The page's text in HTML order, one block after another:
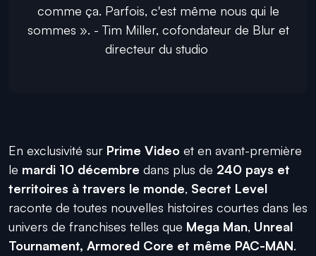
comme ça. Parfois, c'est même nous qui le
sommes ». - Tim Miller, cofondateur de Bluret
directeur du studio
En exclusivité sur Prime Video et en avant-première
le mardi 10 décembre dans plus de 240 pays et
territoires à travers le monde, Secret Level
raconte de toutes nouvelles histoires courtes dans les
univers de franchises telles que Mega Man, Unreal
Tournament, Armored Core et même PAC-MAN.